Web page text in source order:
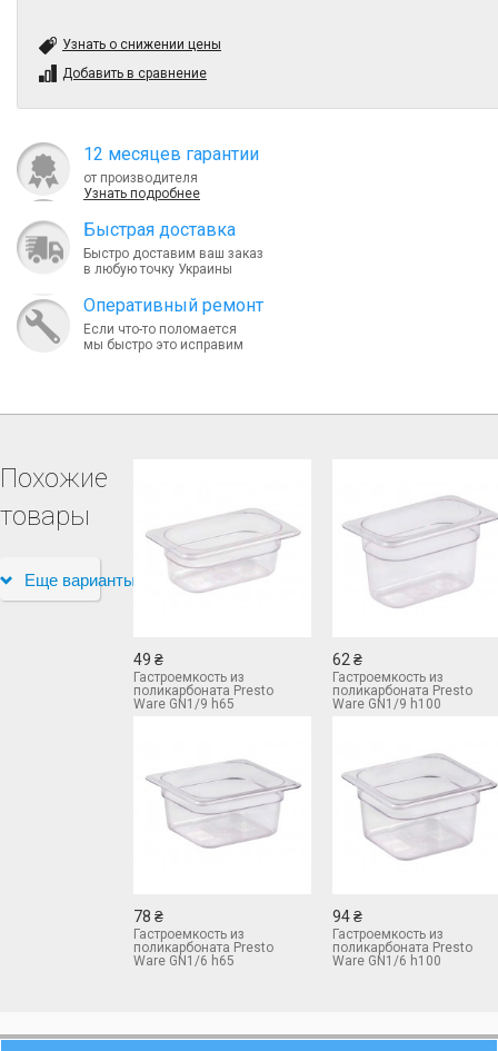
Узнать о снижении цены
Добавить в сравнение
12 месяцев гарантии
от производителя
Узнать подробнее
Быcтрая доставка
Быстро доставим ваш заказ
в любую точку Украины
Оперативный ремонт
Если что-то поломается
мы быстро это исправим
Похожие
товары
Еще варианты
49 ₴
Гастроемкость из
поликарбоната Presto
Ware GN1/9 h65
62 ₴
Гастроемкость из
поликарбоната Presto
Ware GN1/9 h100
78 ₴
Гастроемкость из
поликарбоната Presto
Ware GN1/6 h65
94 ₴
Гастроемкость из
поликарбоната Presto
Ware GN1/6 h100